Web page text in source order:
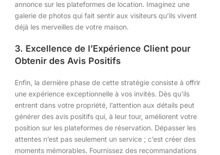
annonce sur les plateformes de location. Imaginez une
galerie de photos qui fait sentir aux visiteurs qu’ils vivent
déjà les merveilles de votre maison.
3. Excellence de l’Expérience Client pour
Obtenir des Avis Positifs
Enfin, la dernière phase de cette stratégie consiste à offrir
une expérience exceptionnelle à vos invités. Dès qu’ils
entrent dans votre propriété, l’attention aux détails peut
générer des avis positifs qui, à leur tour, améliorent votre
position sur les plateformes de réservation. Dépasser les
attentes n’est pas seulement un service ; c’est créer des
moments mémorables. Fournissez des recommandations